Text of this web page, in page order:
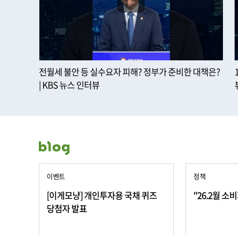
전월세 불안 등 실수요자 피해? 정부가 준비한 대책은?
| KBS 뉴스 인터뷰
이벤트
[이게모냥] 개인투자용 국채 퀴즈
당첨자 발표
정책
"26.2월 소